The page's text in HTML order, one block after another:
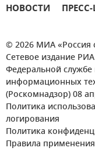
НОВОСТИ
© 2026 МИА «Россия
Сетевое издание
Федеральной службе
информационных
(Роскомнадзор) 08
Политика
логирования
Политика
Правила